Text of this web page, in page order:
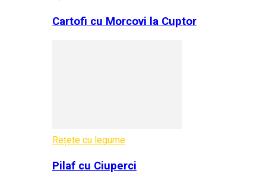
Cartofi cu Morcovi la Cuptor
Rețete cu legume
Pilaf cu Ciuperci